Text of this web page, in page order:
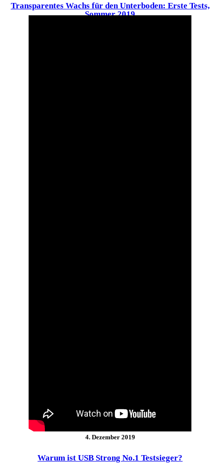
Transparentes Wachs für den Unterboden: Erste Tests,
Sommer 2019
4. Dezember 2019
Warum ist USB Strong No.1 Testsieger?